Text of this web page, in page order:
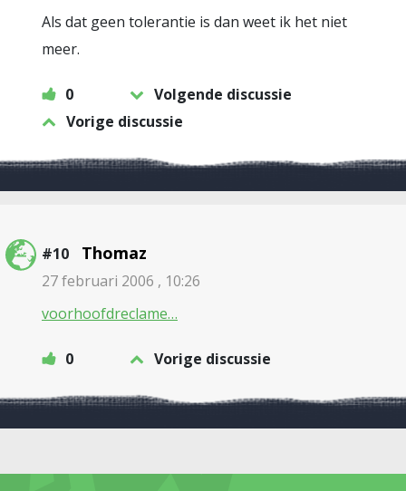
Als dat geen tolerantie is dan weet ik het niet
meer.
0
Volgende discussie
Vorige discussie
#10 Thomaz
27 februari 2006 , 10:26
voorhoofdreclame…
0 Vorige discussie